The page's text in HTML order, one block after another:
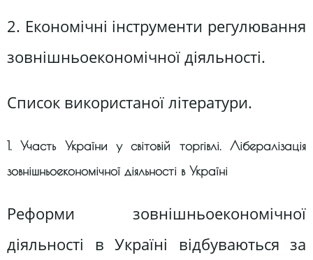
2. Економічні інструменти регулювання
зовнішньоекономічної діяльності.
Список використаної літератури.
1. Участь України у світовій торгівлі. Лібералізація
зовнішньоекономічної діяльності в Україні
Реформи зовнішньоекономічної
діяльності в Україні відбуваються за